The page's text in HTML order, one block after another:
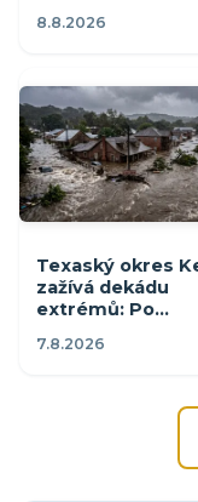
hodinách
8.8.2026
Texaský okres
zažívá dekádu
extrémů: Po
suchu přišly dvě
7.8.2026